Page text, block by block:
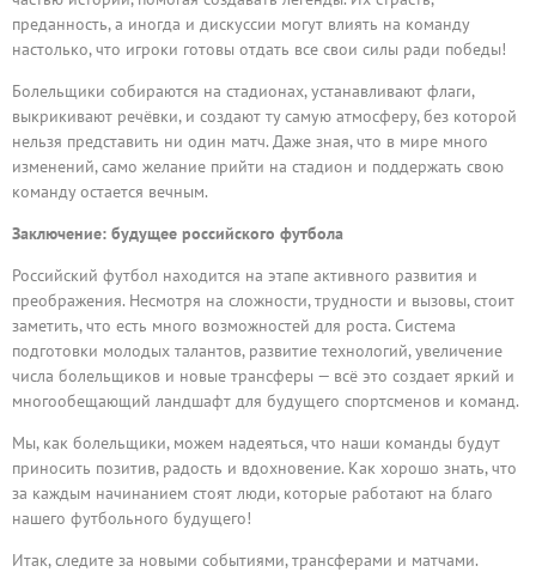
преданность, а иногда и дискуссии могут влиять на команду
настолько, что игроки готовы отдать все свои силы ради победы!
Болельщики собираются на стадионах, устанавливают флаги,
выкрикивают речёвки, и создают ту самую атмосферу, без которой
нельзя представить ни один матч. Даже зная, что в мире много
изменений, само желание прийти на стадион и поддержать свою
команду остается вечным.
Заключение: будущее российского футбола
Российский футбол находится на этапе активного развития и
преображения. Несмотря на сложности, трудности и вызовы, стоит
заметить, что есть много возможностей для роста. Система
подготовки молодых талантов, развитие технологий, увеличение
числа болельщиков и новые трансферы — всё это создает яркий и
многообещающий ландшафт для будущего спортсменов и команд.
Мы, как болельщики, можем надеяться, что наши команды будут
приносить позитив, радость и вдохновение. Как хорошо знать, что
за каждым начинанием стоят люди, которые работают на благо
нашего футбольного будущего!
Итак, следите за новыми событиями, трансферами и матчами.